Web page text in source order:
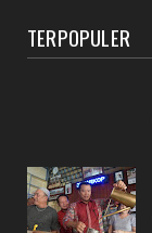
TERPOPULER